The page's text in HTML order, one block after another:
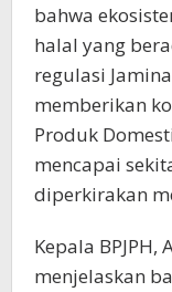
bahwa
halal yang
regulasi
memberikan
Produk
mencapai
diperkirakan
Kepala BPJPH,
menjelaskan